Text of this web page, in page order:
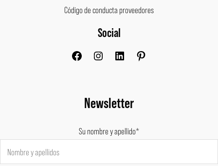
Código de conducta proveedores
Social
FacebookInstagram
Newsletter
Su nombre y apellido*